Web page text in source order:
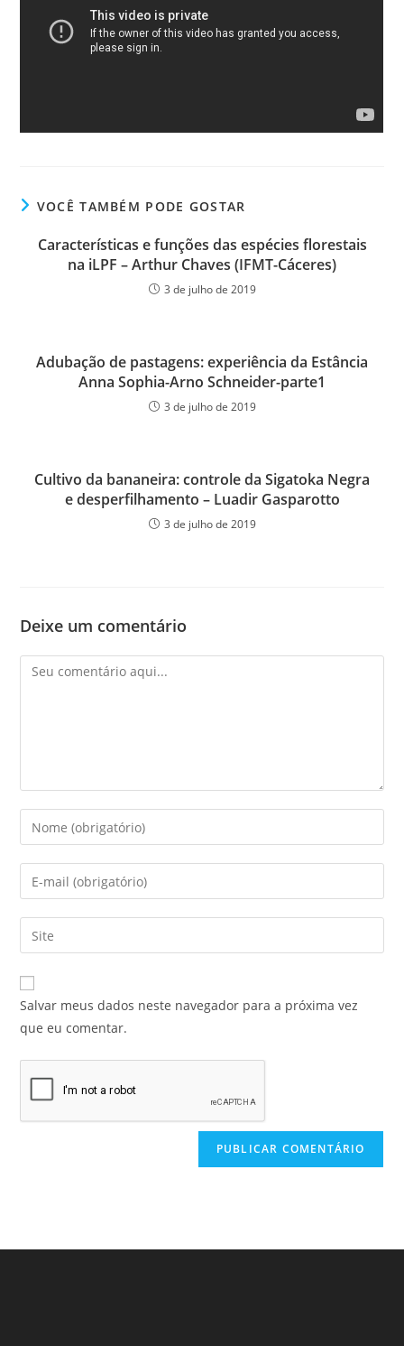
VOCÊ TAMBÉM PODE GOSTAR
Características e funções das espécies florestais
na iLPF – Arthur Chaves (IFMT-Cáceres)
3 de julho de 2019
Adubação de pastagens: experiência da Estância
Anna Sophia-Arno Schneider-parte1
3 de julho de 2019
Cultivo da bananeira: controle da Sigatoka Negra
e desperfilhamento – Luadir Gasparotto
3 de julho de 2019
Deixe um comentário
Salvar meus dados neste navegador para a próxima vez
que eu comentar.